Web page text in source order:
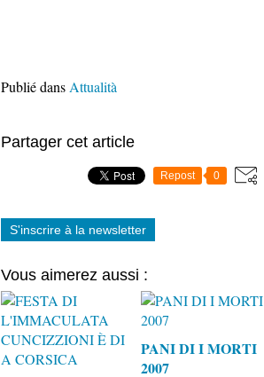
Publié dans Attualità
Partager cet article
Repost 0
S'inscrire à la newsletter
Vous aimerez aussi :
PANI DI I MORTI
2007